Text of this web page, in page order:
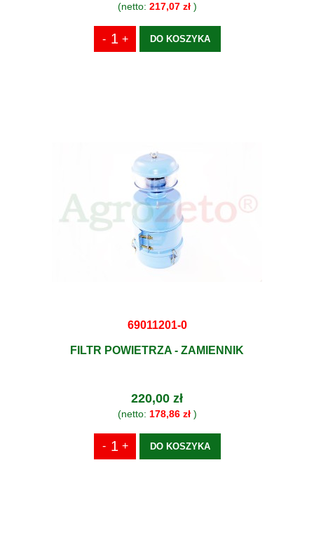
(netto: 217,07 zł)
DO KOSZYKA
69011201-0
FILTR POWIETRZA - ZAMIENNIK
220,00 zł
(netto: 178,86 zł)
DO KOSZYKA